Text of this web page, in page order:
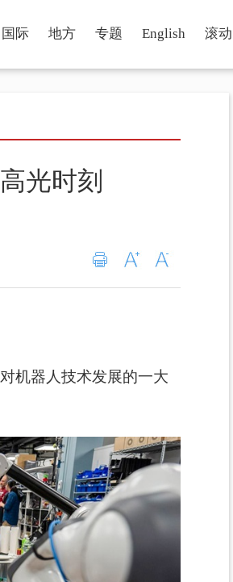
国际 地方 专题 English 滚动
光时刻
机器人技术发展的一大